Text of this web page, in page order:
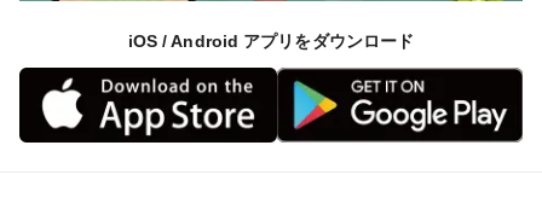
iOS / Android アプリをダウンロード